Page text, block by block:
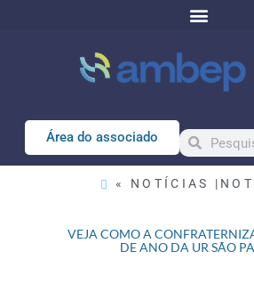
Área do associado
« NOTÍCIAS |
VEJA COMO A
DE ANO DA UR SÃO